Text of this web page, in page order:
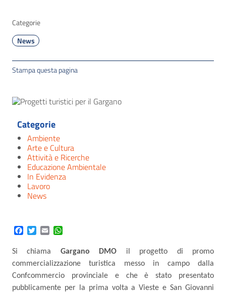
Categorie
News
Stampa questa pagina
Categorie
Ambiente
Arte e Cultura
Attività e Ricerche
Educazione Ambientale
In Evidenza
Lavoro
News
Facebook
Twitter
Email
Si chiama Gargano DMO il progetto di promo
commercializzazione turistica messo in campo dalla
Confcommercio provinciale e che è stato presentato
pubblicamente per la prima volta a Vieste e San Giovanni